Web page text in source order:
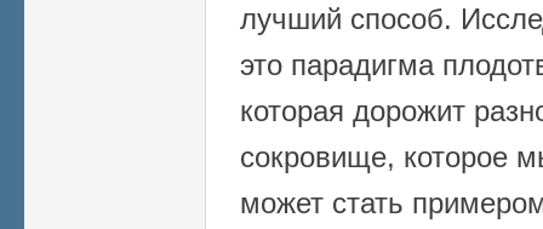
лучший способ.
это парадигма
которая дорожит
сокровище, которое
может стать